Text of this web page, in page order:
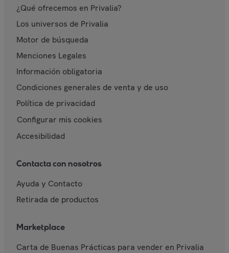
¿Qué ofrecemos en Privalia?
Los universos de Privalia
Motor de búsqueda
Menciones Legales
Información obligatoria
Condiciones generales de venta y de uso
Política de privacidad
Configurar mis cookies
Accesibilidad
Contacta con nosotros
Ayuda y Contacto
Retirada de productos
Marketplace
Carta de Buenas Prácticas para vender en Privalia